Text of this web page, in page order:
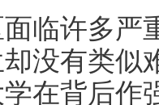
临许多严
没有类似
在背后作